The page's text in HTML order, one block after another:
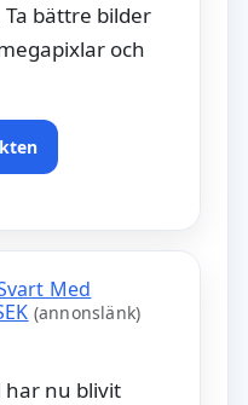
bättre bilder
och
Med
(annonslänk)
har nu blivit